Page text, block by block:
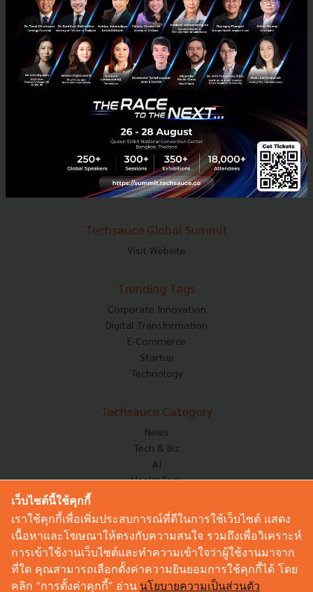
E-mail :contact@techsauce.co
Tel : 02-001-5375
Mobile : 06-4658-9500
Techsauce Media
About Techsauce
Techsauce Services
Privacy Policy
ส่งบทความ
Techsauce Global Summit
Visit Website
Trending Tags
Corporate Innovation
Digital Transformation
E-Commerce
Startup
Technology
Techsauce Category
News
Tech & Biz
AI
HealthTech
Corp Innov
Saucy Thoughts
Sustainable
Videos
เว็บไซต์นี้ใช้คุกกี้
เราใช้คุกกี้เพื่อเพิ่มประสบการณ์ที่ดีในการใช้เว็บไซต์ แสดง
เนื้อหาและโฆษณาให้ตรงกับความสนใจ รวมถึงเพื่อวิเคราะห์
การเข้าใช้งานเว็บไซต์และทำความเข้าใจว่าผู้ใช้งานมาจาก
ที่ใด คุณสามารถเลือกตั้งค่าความยินยอมการใช้คุกกี้ได้ โดย
คลิก “การตั้งค่าคุกกี้” อ่าน นโยบายความเป็นส่วนตัว